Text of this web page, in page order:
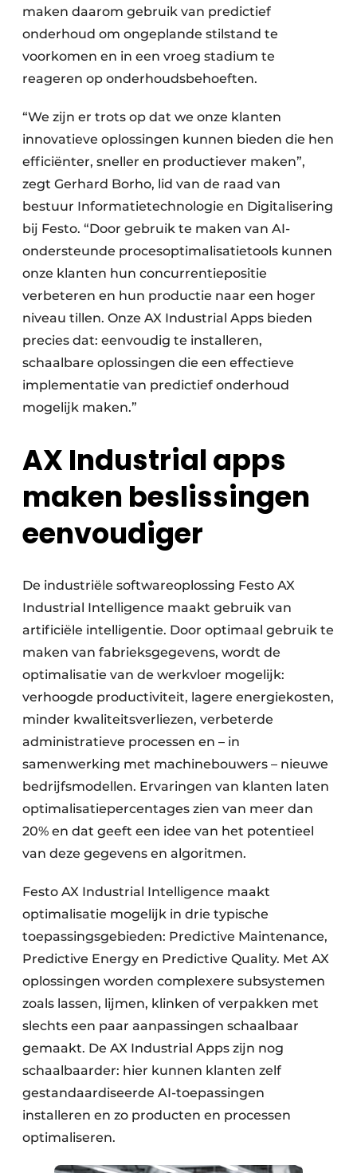
maken daarom gebruik van predictief
onderhoud om ongeplande stilstand te
voorkomen en in een vroeg stadium te
reageren op onderhoudsbehoeften.
“We zijn er trots op dat we onze klanten
innovatieve oplossingen kunnen bieden die hen
efficiënter, sneller en productiever maken”,
zegt Gerhard Borho, lid van de raad van
bestuur Informatietechnologie en Digitalisering
bij Festo. “Door gebruik te maken van AI-
ondersteunde procesoptimalisatietools kunnen
onze klanten hun concurrentiepositie
verbeteren en hun productie naar een hoger
niveau tillen. Onze AX Industrial Apps bieden
precies dat: eenvoudig te installeren,
schaalbare oplossingen die een effectieve
implementatie van predictief onderhoud
mogelijk maken.”
AX Industrial apps
maken beslissingen
eenvoudiger
De industriële softwareoplossing Festo AX
Industrial Intelligence maakt gebruik van
artificiële intelligentie. Door optimaal gebruik te
maken van fabrieksgegevens, wordt de
optimalisatie van de werkvloer mogelijk:
verhoogde productiviteit, lagere energiekosten,
minder kwaliteitsverliezen, verbeterde
administratieve processen en – in
samenwerking met machinebouwers – nieuwe
bedrijfsmodellen. Ervaringen van klanten laten
optimalisatiepercentages zien van meer dan
20% en dat geeft een idee van het potentieel
van deze gegevens en algoritmen.
Festo AX Industrial Intelligence maakt
optimalisatie mogelijk in drie typische
toepassingsgebieden: Predictive Maintenance,
Predictive Energy en Predictive Quality. Met AX
oplossingen worden complexere subsystemen
zoals lassen, lijmen, klinken of verpakken met
slechts een paar aanpassingen schaalbaar
gemaakt. De AX Industrial Apps zijn nog
schaalbaarder: hier kunnen klanten zelf
gestandaardiseerde AI-toepassingen
installeren en zo producten en processen
optimaliseren.